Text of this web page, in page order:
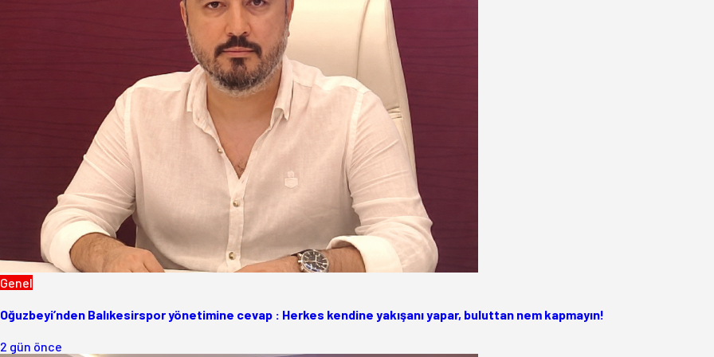
Genel
Oğuzbeyi’nden Balıkesirspor yönetimine cevap : Herkes kendine yakışanı yapar, buluttan nem kapmayın!
2 gün önce